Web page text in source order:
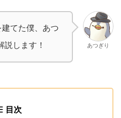
てた僕、あつ
説します！ あつぎり
目次